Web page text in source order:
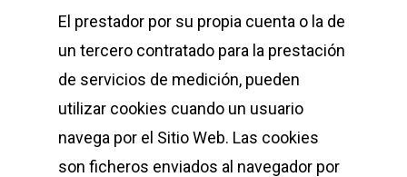
El prestador por su propia cuenta o la de
un tercero contratado para la prestación
de servicios de medición, pueden
utilizar cookies cuando un usuario
navega por el Sitio Web. Las cookies
son ficheros enviados al navegador por